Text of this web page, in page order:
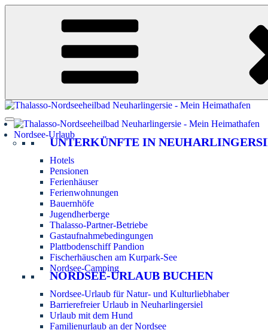
Zum
Nordsee-Urlaub
UNTERKÜNFTE IN
Hotels
Pensionen
Ferienhäuser
Ferienwohnungen
Bauernhöfe
Jugendherberge
Thalasso-Partner-Betriebe
Gastaufnahmebedingungen
Plattbodenschiff Pandion
Fischerhäuschen am Kurpark-See
Nordsee-Camping
NORDSEE-URLAUB BUCHEN
Nordsee-Urlaub für Natur- und Kulturliebhaber
Barrierefreier Urlaub in Neuharlingersiel
Urlaub mit dem Hund
Familienurlaub an der Nordsee